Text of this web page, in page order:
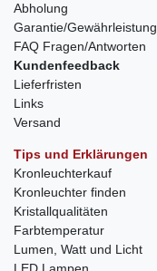
Abholung
Garantie/Gewährleistung
FAQ Fragen/Antworten
Kundenfeedback
Lieferfristen
Links
Versand
Tips und Erklärungen
Kronleuchterkauf
Kronleuchter finden
Kristallqualitäten
Farbtemperatur
Lumen, Watt und Licht